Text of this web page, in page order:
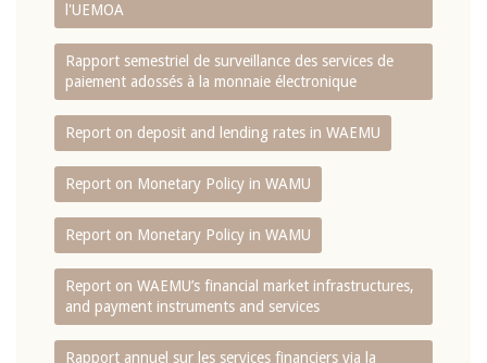
l'UEMOA
Rapport semestriel de surveillance des services de
paiement adossés à la monnaie électronique
Report on deposit and lending rates in WAEMU
Report on Monetary Policy in WAMU
Report on Monetary Policy in WAMU
Report on WAEMU’s financial market infrastructures,
and payment instruments and services
Rapport annuel sur les services financiers via la